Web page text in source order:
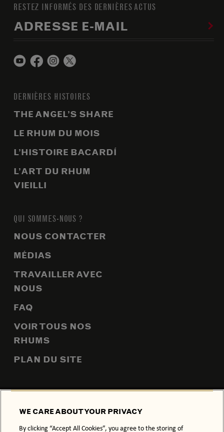
RESTEZ INFORMÉS DES DERNIÈRES ACTUS
ADRESSE E-MAIL
DERNIÈRES HISTOIRES
THE ANGEL’S SHARE
LE RHUM DU MOIS
L’HISTOIRE BACARDÍ
L’ART DU RHUM
VIEILLI
QUI SOMMES-NOUS ?
NOUS CONTACTER
MÉDIAS
TRAVAILLER AVEC
NOUS
FAQ
VOIR TOUS NOS
RHUMS
PLAN DU SITE
WE CARE ABOUT YOUR PRIVACY
By clicking “Accept All Cookies”, you agree to the storing of